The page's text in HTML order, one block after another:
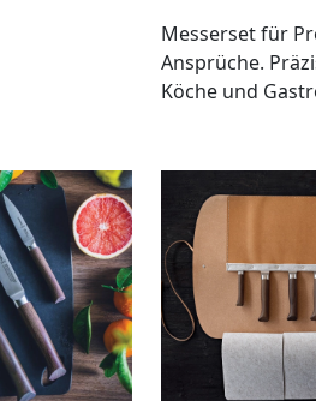
Messerset für
Ansprüche.
Köche und